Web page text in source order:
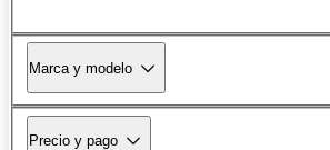
Marca y modelo
Precio y pago